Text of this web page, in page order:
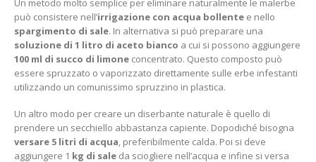
Un metodo molto semplice per eliminare naturalmente le malerbe
può consistere nell’irrigazione con acqua bollente e nello
spargimento di sale. In alternativa si può preparare una
soluzione di 1 litro di aceto bianco a cui si possono aggiungere
100 ml di succo di limone concentrato. Questo composto può
essere spruzzato o vaporizzato direttamente sulle erbe infestanti
utilizzando un comunissimo spruzzino in plastica.
Un altro modo per creare un diserbante naturale è quello di
prendere un secchiello abbastanza capiente. Dopodiché bisogna
versare 5 litri di acqua, preferibilmente calda. Poi si deve
aggiungere 1 kg di sale da sciogliere nell’acqua e infine si versa